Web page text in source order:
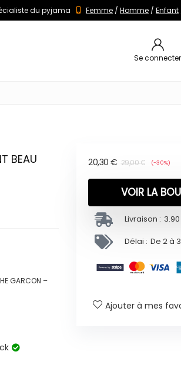
du pyjama Femme / Homme / Enfant
Se connecter
BEAU
GARCON –
29,00€
20,30 € (-30%)
VOIR LA
Livraison : 3.90
Délai : De 2 à
Ajouter à mes